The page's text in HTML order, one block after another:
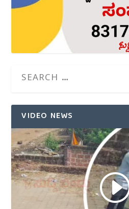
VIDEO NEWS